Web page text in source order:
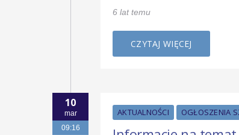
6 lat temu
CZYTAJ WIĘCEJ
10
mar
09:16
AKTUALNOŚCI OGŁOSZENIA